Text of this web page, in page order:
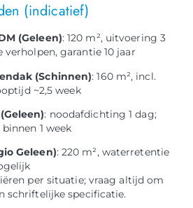
(indicatief)
(Geleen): 120 m², uitvoering 3
verholpen, garantie 10 jaar
(Schinnen): 160 m², incl.
~2,5 week
: noodafdichting 1 dag;
1 week
Geleen): 220 m², waterretentie
per situatie; vraag altijd om
schriftelijke specificatie.